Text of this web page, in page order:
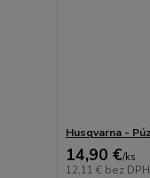
Husqvarna -
14,90 €/ks
12,11 € bez DPH